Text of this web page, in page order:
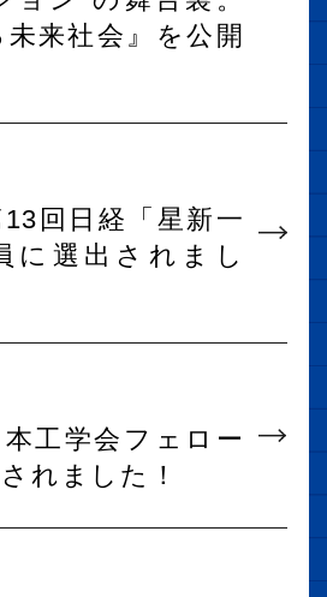
来社会』を公開
回日経「星新一
に選出されまし
工学会フェロー
れました！